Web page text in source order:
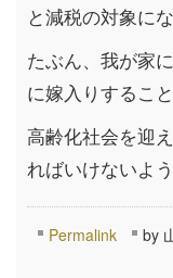
と減税の対象に
たぶん、我が家
に嫁入りすること
高齢化社会を迎
ればいけないよう
Permalink by